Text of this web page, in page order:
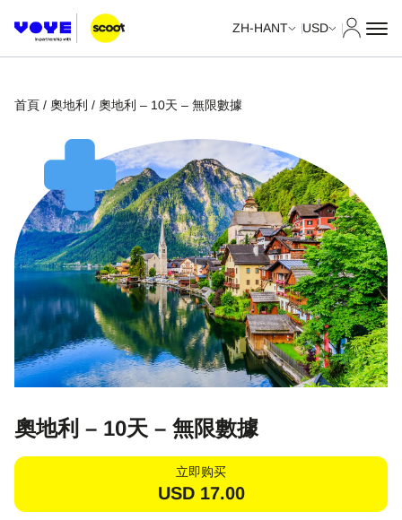
ZH-HANT USD
首頁 / 奧地利 / 奧地利 – 10天 – 無限數據
奧地利 – 10天 – 無限數據
立即购买
USD 17.00